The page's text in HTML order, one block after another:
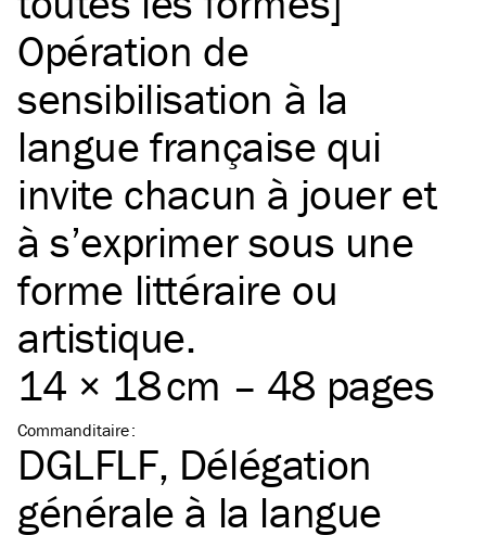
Opération de
sensibilisation à la
langue française qui
invite chacun à jouer et
à s’exprimer sous une
forme littéraire ou
artistique.
14 × 18 cm – 48 pages
Commanditaire:
DGLFLF, Délégation
générale à la langue